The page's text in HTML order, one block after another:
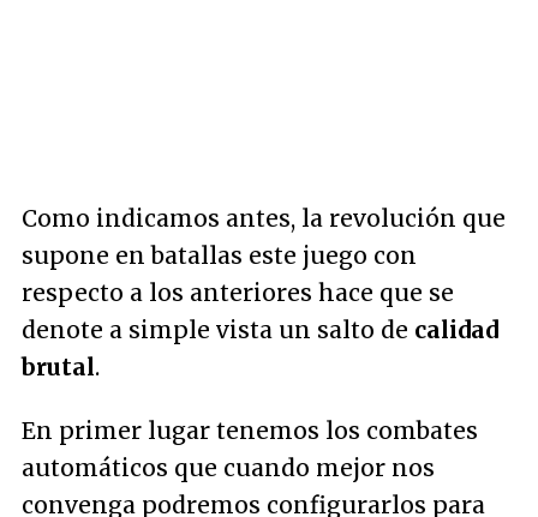
Como indicamos antes, la revolución que
supone en batallas este juego con
respecto a los anteriores hace que se
denote a simple vista un salto de calidad
brutal.
En primer lugar tenemos los combates
automáticos que cuando mejor nos
convenga podremos configurarlos para